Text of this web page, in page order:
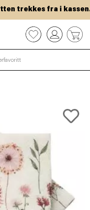
trekkes fra i kassen.
0